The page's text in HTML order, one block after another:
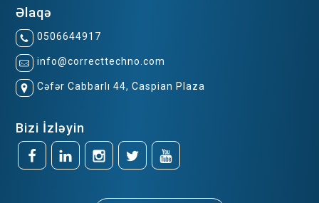
Əlaqə
0506644917
info@correcttechno.com
Cəfər Cabbarlı 44, Caspian Plaza
Bizi İzləyin